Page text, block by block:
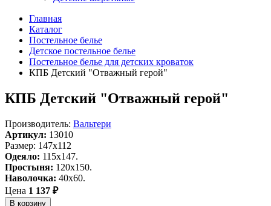
Главная
Каталог
Постельное белье
Детское постельное белье
Постельное белье для детских кроваток
КПБ Детский "Отважный герой"
КПБ Детский "Отважный герой"
Производитель: Вальтери
Артикул: 13010
Размер: 147х112
Одеяло: 115x147.
Простыня: 120x150.
Наволочка: 40x60.
Цена 1 137 ₽
В корзину